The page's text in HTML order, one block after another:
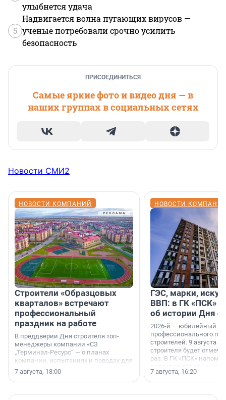
улыбнется удача
5
Надвигается волна пугающих вирусов —
ученые потребовали срочно усилить
безопасность
ПРИСОЕДИНИТЬСЯ
Самые яркие фото и видео дня — в
наших группах в социальных сетях
Новости СМИ2
НОВОСТИ КОМПАНИЙ
Строители «Образцовых
кварталов» встречают
профессиональный
праздник на работе
В преддверии Дня строителя топ-
менеджеры компании «СЗ
„Терминал-Ресурс“ — о планах
компании, испытаниях и поводах для
осторожного оптимизма.
7 августа, 18:00
НОВОСТИ
ГЭС, марки,
ВВП: в ГК «ПСК»
об истории Дня
2026-й — юбилейный
профессионального
строителей. 9 августа
строителя будет
раз. В ГК «ПСК»
поменялась роль
7 августа, 16:20